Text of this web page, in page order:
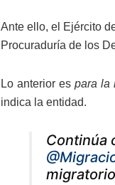
Ante ello, el Ejército
Procuraduría de los
Lo anterior espara la
indica la entidad.
Continúa